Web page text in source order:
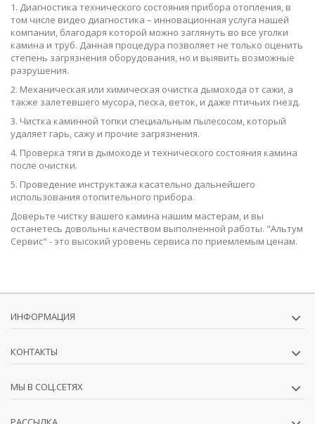
1. Диагностика технического состояния прибора отопления, в
том числе видео диагностика – инновационная услуга нашей
компании, благодаря которой можно заглянуть во все уголки
камина и труб. Данная процедура позволяет не только оценить
степень загрязнения оборудования, но и выявить возможные
разрушения.
2. Механическая или химическая очистка дымохода от сажи, а
также залетевшего мусора, песка, веток, и даже птичьих гнезд.
3. Чистка каминной топки специальным пылесосом, который
удаляет гарь, сажу и прочие загрязнения.
4. Проверка тяги в дымоходе и технического состояния камина
после очистки.
5. Проведение инструктажа касательно дальнейшего
использования отопительного прибора.
Доверьте чистку вашего камина нашим мастерам, и вы
останетесь довольны качеством выполненной работы. "Альтум
Сервис" - это высокий уровень сервиса по приемлемым ценам.
ИНФОРМАЦИЯ
КОНТАКТЫ
МЫ В СОЦ.СЕТЯХ